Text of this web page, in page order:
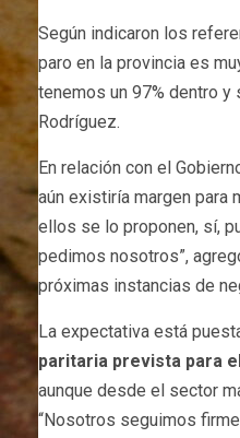
Según indicaron los
paro en la provincia es
tenemos un 97% dentro y
Rodríguez.
En relación con el
aún existiría margen para
ellos se lo proponen, sí,
pedimos nosotros”,
próximas instancias de
La expectativa está
paritaria prevista para
aunque desde el sector
“Nosotros seguimos